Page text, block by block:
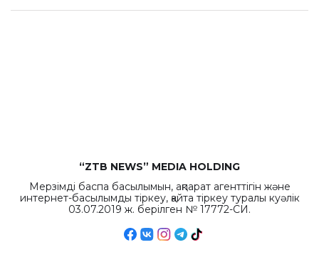
“ZTB NEWS” MEDIA HOLDING
Мерзімді баспа басылымын, ақпарат агенттігін және
интернет-басылымды тіркеу, қайта тіркеу туралы куәлік
03.07.2019 ж. берілген № 17772-СИ.